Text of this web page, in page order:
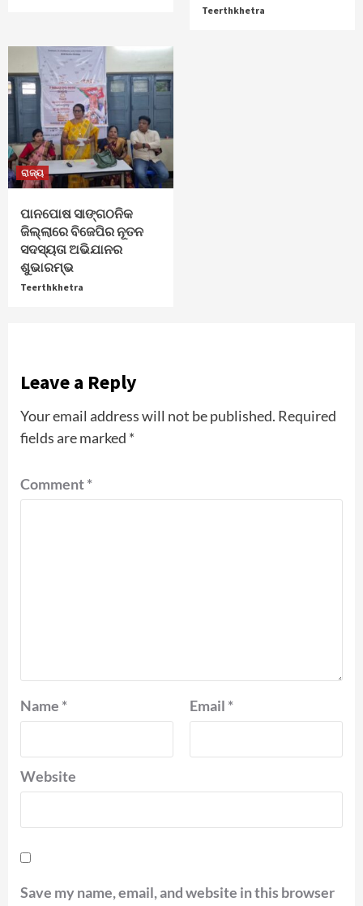
Teerthkhetra
ରାଜ୍ୟ
ପାନପୋଷ ସାଙ୍ଗଠନିକ
ଜିଲ୍ଲାରେ ବିଜେପିର ନୂତନ
ସଦସ୍ୟତା ଅଭିଯାନର
ଶୁଭାରମ୍ଭ
Teerthkhetra
Leave a Reply
Your email address will not be published. Required
fields are marked *
Comment*
Name * Email *
Website
Save my name, email, and website in this browser